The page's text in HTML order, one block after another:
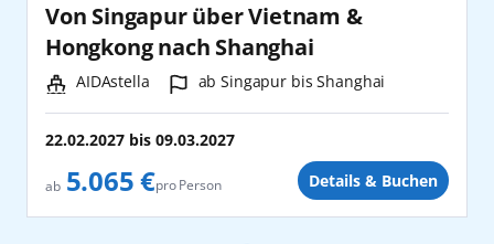
Von Singapur über Vietnam &
Hongkong nach Shanghai
Schiff:
AIDAstella Hafen:
ab Singapur bis Shanghai
22.02.2027 bis 09.03.2027
ab 5.065 €pro Person Details & Buchen